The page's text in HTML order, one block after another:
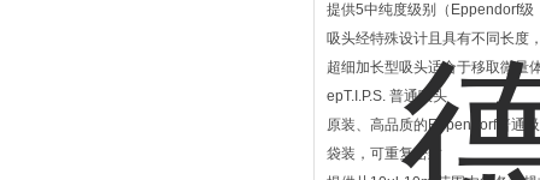
提供5中纯度级别（Eppendorf级
吸头经特殊设计且具有不同长度
超细加长型吸头适合于移取微量
epT.I.P.S. 普通吸头
原装、高品质的Eppendorf普通
袋装，可重复密封